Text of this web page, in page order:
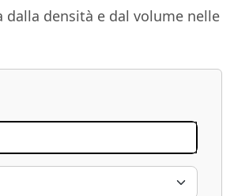
dalla densità e dal volume nelle